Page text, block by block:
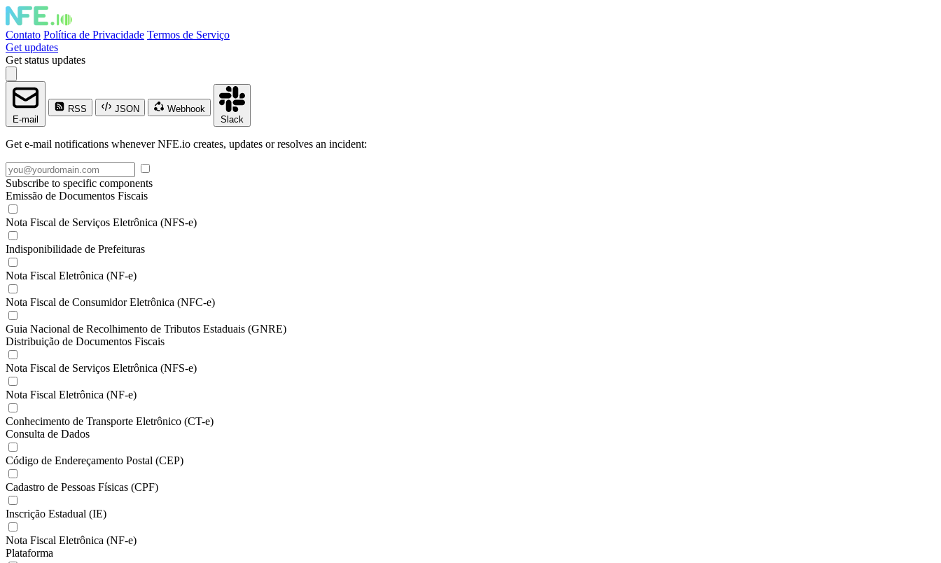
Contato Política de Privacidade Termos de Serviço
Get updates
Get status updates
E-mail
RSS JSON
Webhook
Slack
Get e-mail notifications whenever NFE.io creates, updates or resolves an incident:
Subscribe to specific components
Emissão de Documentos Fiscais
Nota Fiscal de Serviços Eletrônica (NFS-e)
Indisponibilidade de Prefeituras
Nota Fiscal Eletrônica (NF-e)
Nota Fiscal de Consumidor Eletrônica (NFC-e)
Guia Nacional de Recolhimento de Tributos Estaduais (GNRE)
Distribuição de Documentos Fiscais
Nota Fiscal de Serviços Eletrônica (NFS-e)
Nota Fiscal Eletrônica (NF-e)
Conhecimento de Transporte Eletrônico (CT-e)
Consulta de Dados
Código de Endereçamento Postal (CEP)
Cadastro de Pessoas Físicas (CPF)
Inscrição Estadual (IE)
Nota Fiscal Eletrônica (NF-e)
Plataforma